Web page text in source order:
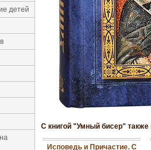
детей
С книгой "Умный бисер" также
Исповедь и Причастие. С